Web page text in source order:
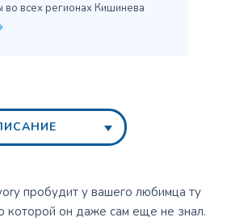
во всех регионах Кишинева
пробудит у вашего любимца ту
которой он даже сам еще не знал.